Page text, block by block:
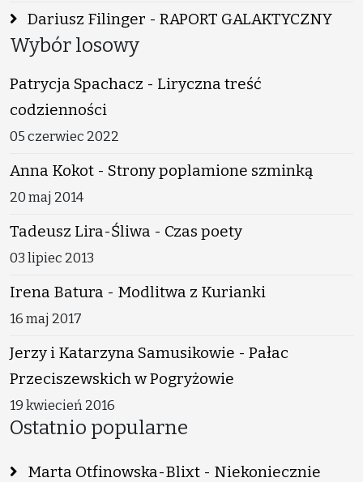
Dariusz Filinger - RAPORT GALAKTYCZNY
Wybór losowy
Patrycja Spachacz - Liryczna treść
codzienności
05 czerwiec 2022
Anna Kokot - Strony poplamione szminką
20 maj 2014
Tadeusz Lira-Śliwa - Czas poety
03 lipiec 2013
Irena Batura - Modlitwa z Kurianki
16 maj 2017
Jerzy i Katarzyna Samusikowie - Pałac
Przeciszewskich w Pogryżowie
19 kwiecień 2016
Ostatnio popularne
Marta Otfinowska-Blixt - Niekoniecznie